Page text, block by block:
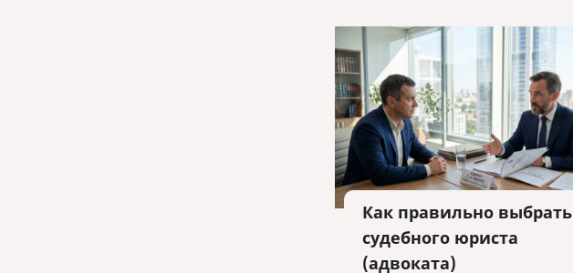
Как правильно выбрать
судебного юриста
(адвоката)